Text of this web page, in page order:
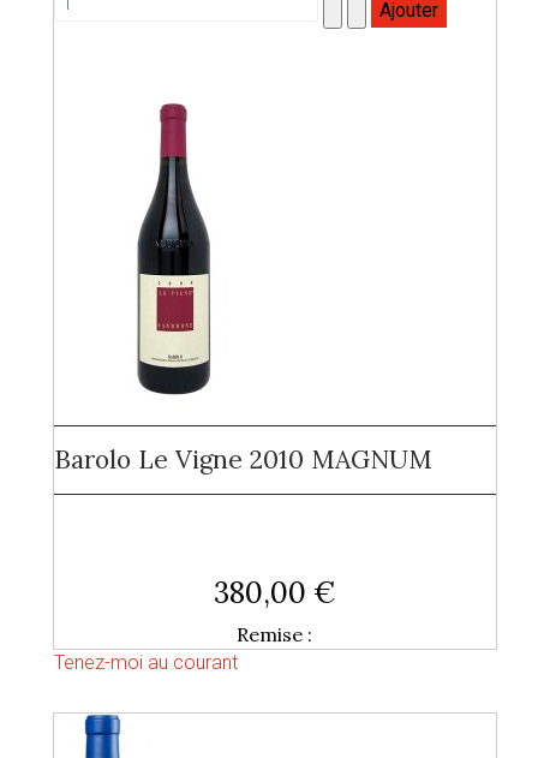
Barolo Le Vigne 2010 MAGNUM
380,00 €
Remise :
Tenez-moi au courant